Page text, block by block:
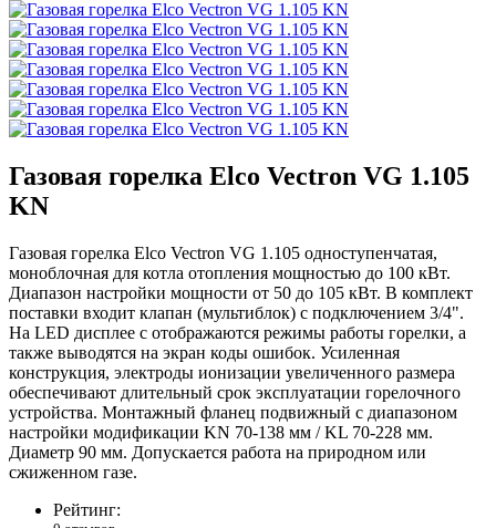
Газовая горелка Elco Vectron VG 1.105
KN
Газовая горелка Elco Vectron VG 1.105 одноступенчатая,
моноблочная для котла отопления мощностью до 100 кВт.
Диапазон настройки мощности от 50 до 105 кВт. В комплект
поставки входит клапан (мультиблок) с подключением 3/4".
На LED дисплее с отображаются режимы работы горелки, а
также выводятся на экран коды ошибок. Усиленная
конструкция, электроды ионизации увеличенного размера
обеспечивают длительный срок эксплуатации горелочного
устройства. Монтажный фланец подвижный с диапазоном
настройки модификации KN 70-138 мм / KL 70-228 мм.
Диаметр 90 мм. Допускается работа на природном или
сжиженном газе.
Рейтинг: